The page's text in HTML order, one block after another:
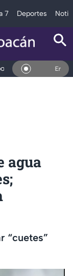
7 Deportes
Espectáculos
En Vivo
agua
“cuetes”